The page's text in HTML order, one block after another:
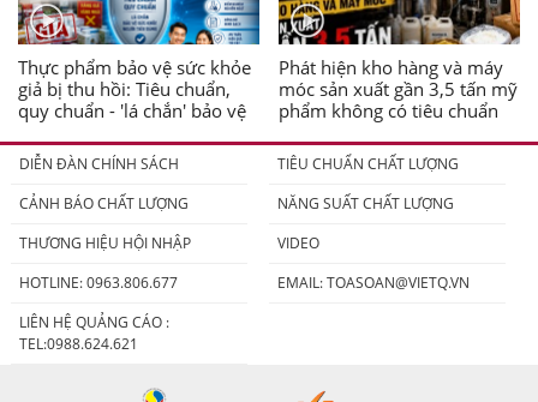
Thực phẩm bảo vệ sức khỏe
giả bị thu hồi: Tiêu chuẩn,
quy chuẩn - 'lá chắn' bảo vệ
Phát hiện kho hàng và máy
móc sản xuất gần 3,5 tấn mỹ
phẩm không có tiêu chuẩn
DIỄN ĐÀN CHÍNH SÁCH
TIÊU CHUẨN CHẤT LƯỢNG
CẢNH BÁO CHẤT LƯỢNG
NĂNG SUẤT CHẤT LƯỢNG
THƯƠNG HIỆU HỘI NHẬP
VIDEO
HOTLINE: 0963.806.677
EMAIL:TOASOAN@VIETQ.VN
LIÊN HỆ QUẢNG CÁO :
TEL:0988.624.621